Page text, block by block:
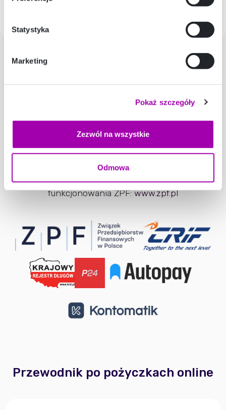
Statystyka
Marketing
Pokaż szczegóły
Zezwól na wszystkie
Odmowa
Jesteśmy Członkiem Związku Przedsiębiorstw
Finansowych w Polsce.
Otrzymaliśmy Certyfikat Etyczny ZPF, przyznany
Zobacz certyfikat
Więcej informacji o celach, zasadach i sposobie
funkcjonowania ZPF:www.zpf.pl
Przewodnik po pożyczkach online